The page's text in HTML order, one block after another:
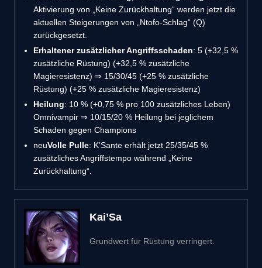
Aktivierung von „Keine Zurückhaltung“ werden jetzt die
aktuellen Steigerungen von „Ntofo-Schlag“ (Q)
zurückgesetzt.
Erhaltener zusätzlicher Angriffsschaden: 5 (+32,5 %
zusätzliche Rüstung) (+32,5 % zusätzliche
Magieresistenz) ⇒ 15/30/45 (+25 % zusätzliche
Rüstung) (+25 % zusätzliche Magieresistenz)
Heilung: 10 % (+0,75 % pro 100 zusätzliches Leben)
Omnivampir ⇒ 10/15/20 % Heilung bei jeglichem
Schaden gegen Champions
neuVolle Pulle: K’Sante erhält jetzt 25/35/45 %
zusätzliches Angriffstempo während „Keine
Zurückhaltung“.
Kai’Sa
Grundwert für Rüstung verringert.